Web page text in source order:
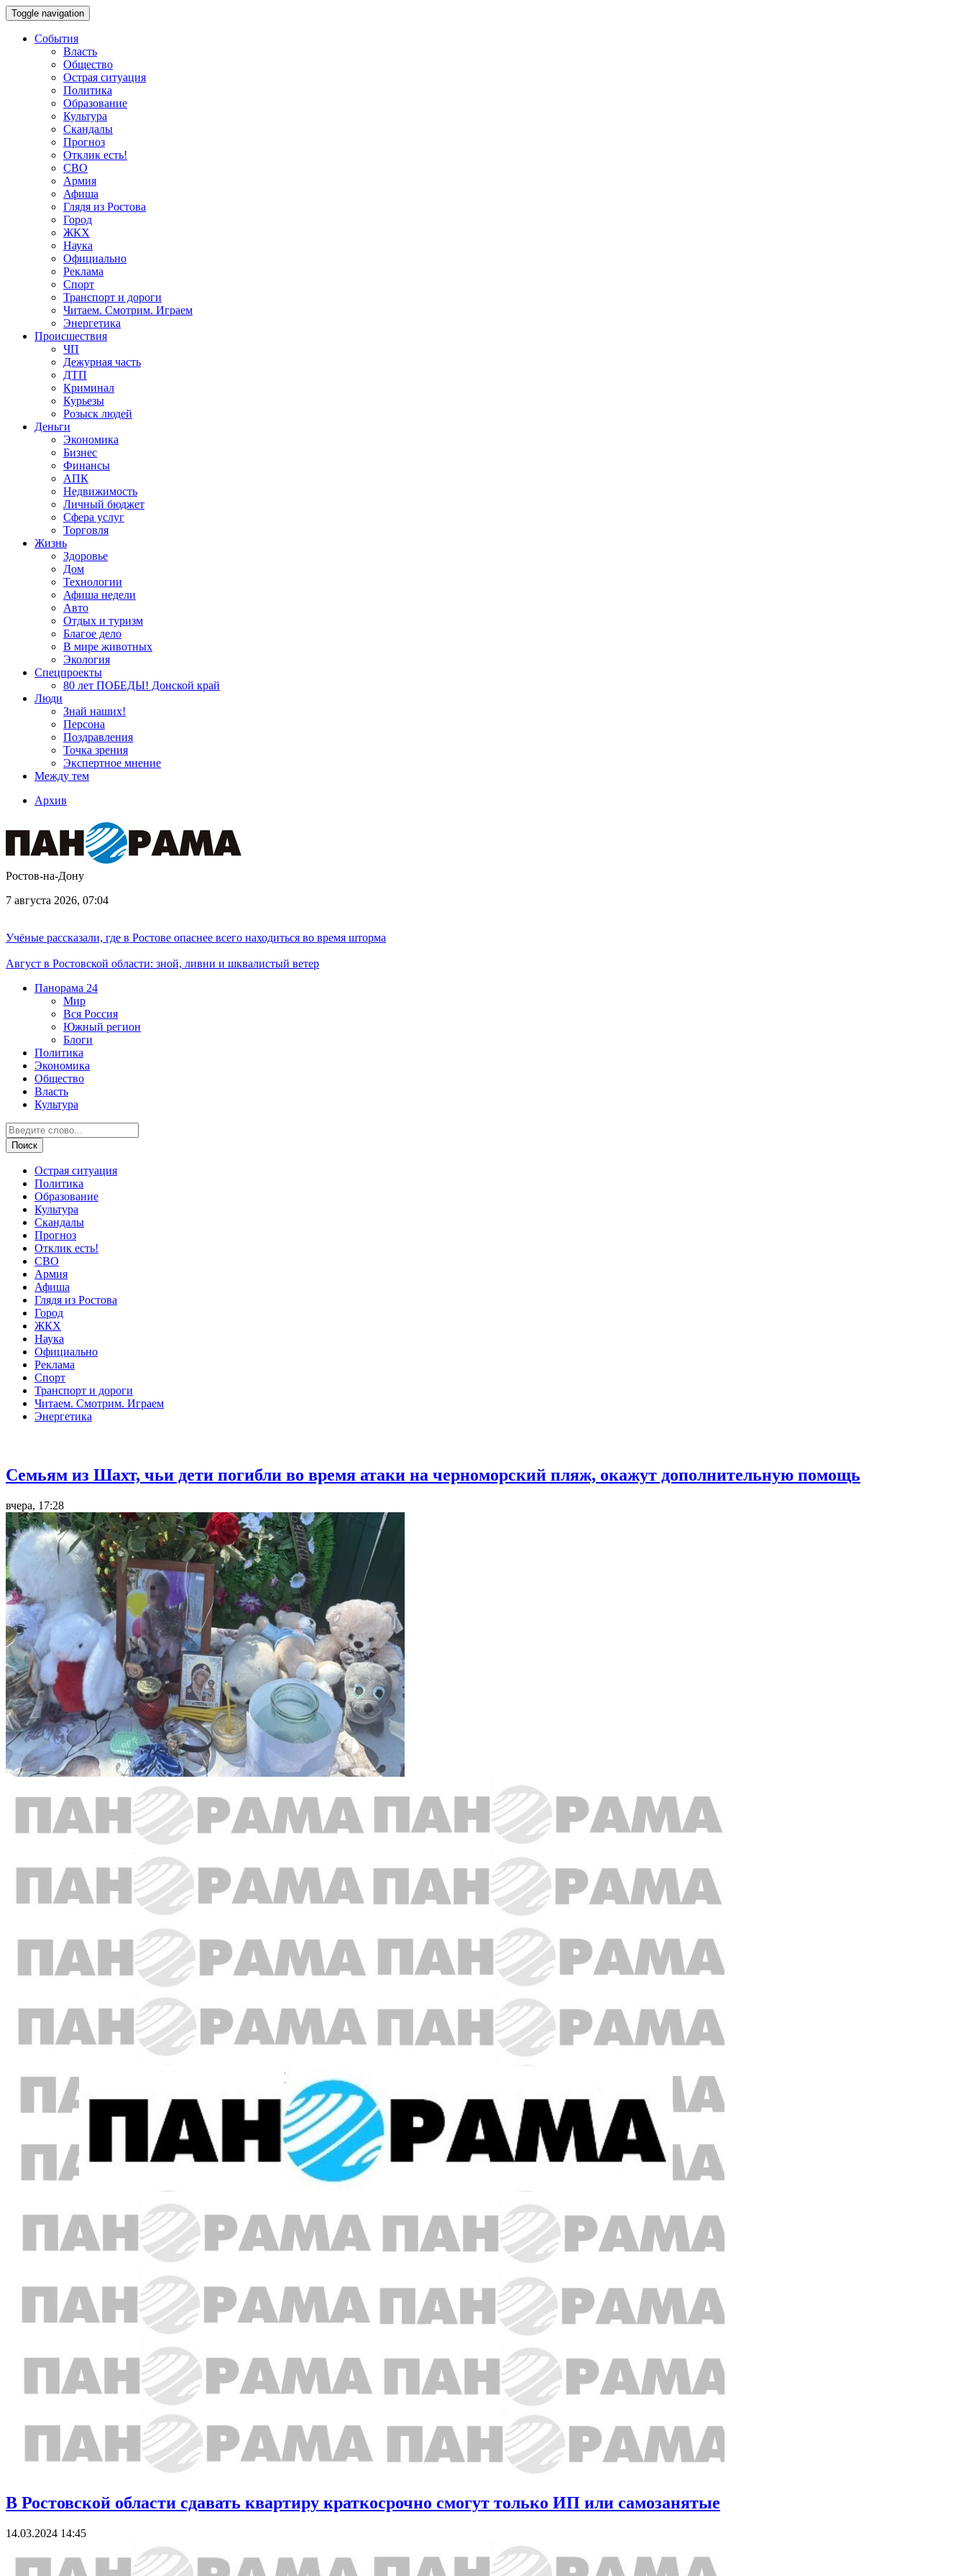
Toggle navigation
События
Власть
Общество
Острая ситуация
Политика
Образование
Культура
Скандалы
Прогноз
Отклик есть!
СВО
Армия
Афиша
Глядя из Ростова
Город
ЖКХ
Наука
Официально
Реклама
Спорт
Транспорт и дороги
Читаем. Смотрим. Играем
Энергетика
Происшествия
ЧП
Дежурная часть
ДТП
Криминал
Курьезы
Розыск людей
Деньги
Экономика
Бизнес
Финансы
АПК
Недвижимость
Личный бюджет
Сфера услуг
Торговля
Жизнь
Здоровье
Дом
Технологии
Афиша недели
Авто
Отдых и туризм
Благое дело
В мире животных
Экология
Спецпроекты
80 лет ПОБЕДЫ! Донской край
Люди
Знай наших!
Персона
Поздравления
Точка зрения
Экспертное мнение
Между тем
Архив
Ростов-на-Дону
7 августа 2026, 07:04
Учёные рассказали, где в Ростове опаснее всего находиться во время шторма
Август в Ростовской области: зной, ливни и шквалистый ветер
Панорама 24
Мир
Вся Россия
Южный регион
Блоги
Политика
Экономика
Общество
Власть
Культура
Острая ситуация
Политика
Образование
Культура
Скандалы
Прогноз
Отклик есть!
СВО
Армия
Афиша
Глядя из Ростова
Город
ЖКХ
Наука
Официально
Реклама
Спорт
Транспорт и дороги
Читаем. Смотрим. Играем
Энергетика
Семьям из Шахт, чьи дети погибли во время атаки на черноморский пляж, окажут дополнительную помощь
вчера, 17:28
В Ростовской области сдавать квартиру краткосрочно смогут только ИП или самозанятые
14.03.2024 14:45